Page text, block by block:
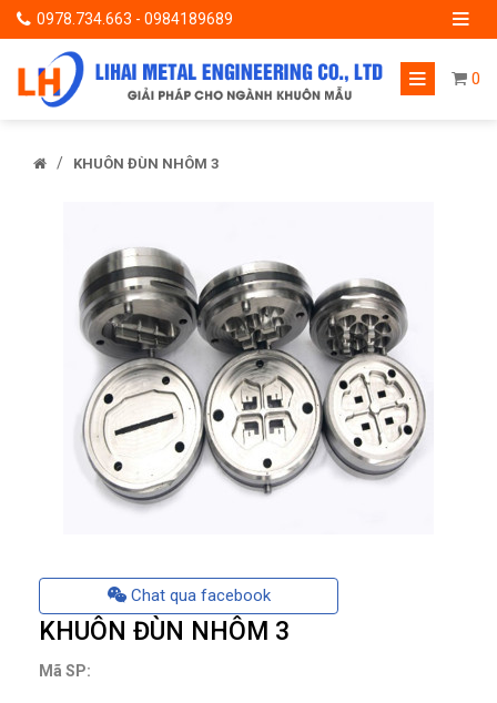
0978.734.663 - 0984189689
0
/ KHUÔN ĐÙN NHÔM 3
Chat qua facebook
KHUÔN ĐÙN NHÔM 3
Mã SP: